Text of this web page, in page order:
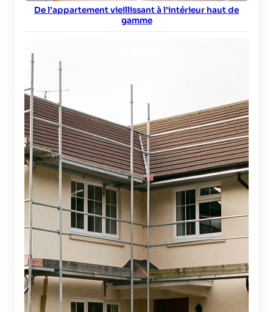
De l’appartement vieillissant à l’intérieur haut de
gamme